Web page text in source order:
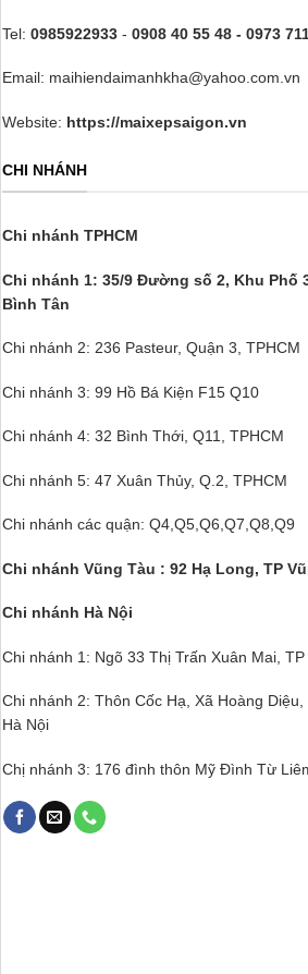
Tel: 0985922933 - 0908 40 55 48 - 0973
Email: maihiendaimanhkha@yahoo.com.vn
Website: https://maixepsaigon.vn
CHI NHÁNH
Chi nhánh TPHCM
Chi nhánh 1: 35/9 Đường số 2, Khu Phố
Bình Tân
Chi nhánh 2: 236 Pasteur, Quận 3, TPHCM
Chi nhánh 3: 99 Hồ Bá Kiện F15 Q10
Chi nhánh 4: 32 Bình Thới, Q11, TPHCM
Chi nhánh 5: 47 Xuân Thủy, Q.2, TPHCM
Chi nhánh các quận: Q4,Q5,Q6,Q7,Q8,Q9
Chi nhánh Vũng Tàu : 92 Hạ Long, TP
Chi nhánh Hà Nội
Chi nhánh 1: Ngõ 33 Thị Trấn Xuân Mai, TP
Chi nhánh 2: Thôn Cốc Hạ, Xã Hoàng
Hà Nội
Chị nhánh 3: 176 đình thôn Mỹ Đình Từ